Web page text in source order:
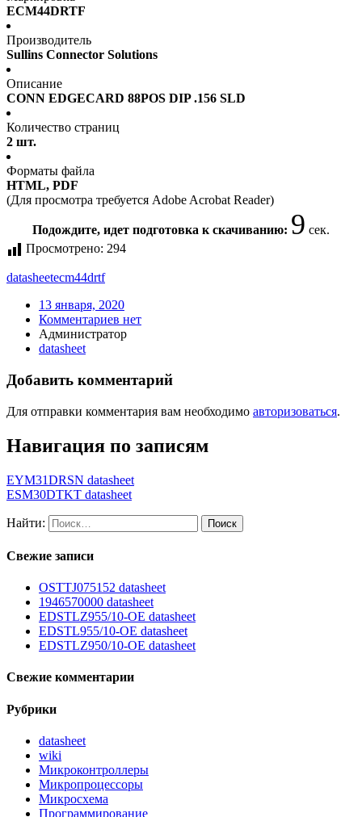
ECM44DRTF
Производитель
Sullins Connector Solutions
Описание
CONN EDGECARD 88POS DIP .156 SLD
Количество страниц
2 шт.
Форматы файла
HTML, PDF
(Для просмотра требуется Adobe Acrobat Reader)
Подождите, идет подготовка к скачиванию: 9 сек.
Просмотрено: 294
datasheetecm44drtf
13 января, 2020
Комментариев нет
Администратор
datasheet
Добавить комментарий
Для отправки комментария вам необходимо авторизоваться.
Навигация по записям
EYM31DRSN datasheet
ESM30DTKT datasheet
Найти:
Свежие записи
OSTTJ075152 datasheet
1946570000 datasheet
EDSTLZ955/10-OE datasheet
EDSTL955/10-OE datasheet
EDSTLZ950/10-OE datasheet
Свежие комментарии
Рубрики
datasheet
wiki
Микроконтроллеры
Микропроцессоры
Микросхема
Программирование